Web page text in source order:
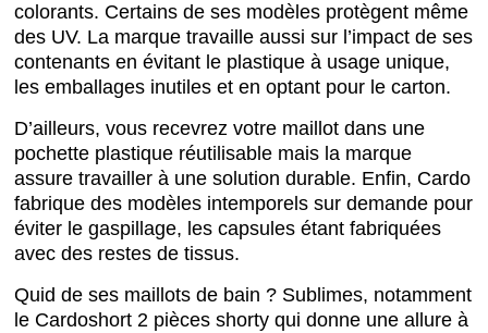
colorants. Certains de ses modèles protègent même
des UV. La marque travaille aussi sur l’impact de ses
contenants en évitant le plastique à usage unique,
les emballages inutiles et en optant pour le carton.
D’ailleurs, vous recevrez votre maillot dans une
pochette plastique réutilisable mais la marque
assure travailler à une solution durable. Enfin, Cardo
fabrique des modèles intemporels sur demande pour
éviter le gaspillage, les capsules étant fabriquées
avec des restes de tissus.
Quid de ses maillots de bain ? Sublimes, notamment
le Cardoshort 2 pièces shorty qui donne une allure à